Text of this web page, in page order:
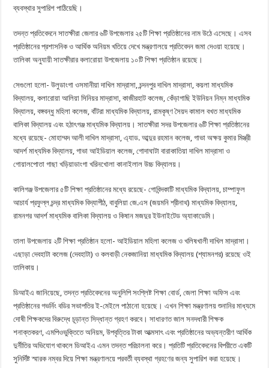
ব্যবস্থার সুপারিশ পাঠিয়েছি।
তদন্ত প্রতিবেদনে সাতক্ষীরা জেলার ৬টি উপজেলার ২৫টি শিক্ষা প্রতিষ্ঠানের নাম উঠে এসেছে। এসব
প্রতিষ্ঠানের প্রশাসনিক ও আর্থিক অনিয়ম খতিয়ে দেখে মন্ত্রণালয়ে প্রতিবেদন জমা দেওয়া হয়েছে।
তালিকা অনুযায়ী সাতক্ষীরার কলারোয়া উপজেলায় ১০টি শিক্ষা প্রতিষ্ঠান রয়েছে।
সেগুলো হলো- উলুডাংগা ওসমানীয়া দাখিল মাদ্রাসা, চন্দনপুর দাখিল মাদ্রাসা, কয়লা মাধ্যমিক
বিদ্যালয়, কলারোয়া আলিয়া সিনিয়র মাদ্রাসা, কাজীরহাট কলেজ, কেঁড়াগাছি ইউনিয়ন নিম্ন মাধ্যমিক
বিদ্যালয়, বঙ্গবন্ধু মহিলা কলেজ, বাঁটরা মাধ্যমিক বিদ্যালয়, রামকৃষ্ণ সৈয়দ কামাল বখত মাধ্যমিক
বালিকা বিদ্যালয় এবং হঠাৎগঞ্জ মাধ্যমিক বিদ্যালয়। সাতক্ষীরা সদর উপজেলার ৬টি শিক্ষা প্রতিষ্ঠানের
মধ্যে রয়েছে- মোহাম্মদ আলী দাখিল মাদ্রাসা, এ্যাড. আব্দুর রহমান কলেজ, গাভা অক্ষয় কুমার মিস্ত্রী
আদর্শ মাধ্যমিক বিদ্যালয়, গাভা আইডিয়াল কলেজ, গোদাঘাটা বারাকাতিয়া দাখিল মাদ্রাসা ও
গোয়ালপোতা গাছা খড়িয়াডাংগা খরিনখোলা কানাইলাল উচ্চ বিদ্যালয়।
কালিগঞ্জ উপজেলার ৫টি শিক্ষা প্রতিষ্ঠানের মধ্যে রয়েছে- গোবিন্দকাটি মাধ্যমিক বিদ্যালয়, চাম্পাফুল
আচার্য প্রফুল্ল চন্দ্র মাধ্যমিক বিদ্যাপীঠ, বাবুলিয়া জে.এস (জয়মনি শ্রীনাথ) মাধ্যমিক বিদ্যালয়,
রামনগর আদর্শ মাধ্যমিক বালিকা বিদ্যালয় ও কিষান মজদুর ইউনাইটেড অ্যাকাডেমি।
তালা উপজেলায় ২টি শিক্ষা প্রতিষ্ঠান হলো- আইডিয়াল মহিলা কলেজ ও খলিষখালী দাখিল মাদ্রাসা।
এছাড়া দেবহাটা কলেজ (দেবহাটা) ও কলবাড়ী নেকজানিয়া মাধ্যমিক বিদ্যালয় (শ্যামনগর) রয়েছে ওই
তালিকায়।
ডিআইএ জানিয়েছে, তদন্ত প্রতিবেদনের অনুলিপি সংশ্লিষ্ট শিক্ষা বোর্ড, জেলা শিক্ষা অফিস এবং
প্রতিষ্ঠানের গভর্নিং বডির সভাপতির ই-মেইলে পাঠানো হয়েছে। এখন শিক্ষা মন্ত্রণালয় শুনানির মাধ্যমে
দোষী শিক্ষকদের বিরুদ্ধে চূড়ান্ত সিদ্ধান্ত গ্রহণ করবে। সাধারণত জাল সনদধারী শিক্ষক
শনাক্তকরণ, এমপিওভুক্তিতে অনিয়ম, উপবৃত্তির টাকা আত্মসাৎ এবং প্রতিষ্ঠানের অভ্যন্তরীণ আর্থিক
দুর্নীতির অভিযোগ থাকলে ডিআইএ এমন তদন্ত পরিচালনা করে। প্রতিটি প্রতিবেদনের বিপরীতে একটি
সুনির্দিষ্ট স্মারক নম্বর দিয়ে শিক্ষা মন্ত্রণালয়ে পরবর্তী ব্যবস্থা গ্রহণের জন্য সুপারিশ করা হয়েছে।